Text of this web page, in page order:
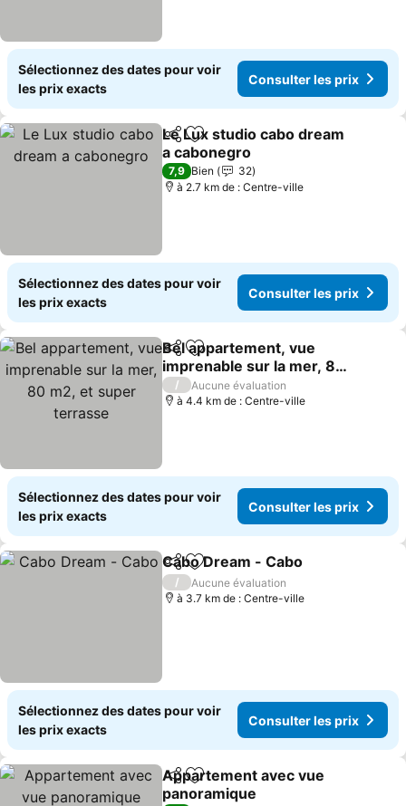
Sélectionnez des dates pour voir
les prix exacts
Consulter les prix
PartagerAjouter à mes favoris
Le Lux studio cabo dream
a cabonegro
7,9 Bien
32
à 2.7 km de : Centre-ville
Sélectionnez des dates pour voir
les prix exacts
Consulter les prix
PartagerAjouter à mes favoris
Bel appartement, vue
imprenable sur la mer, 80
m2, et super terrasse
/
Aucune évaluation
à 4.4 km de : Centre-ville
Sélectionnez des dates pour voir
les prix exacts
Consulter les prix
PartagerAjouter à mes favoris
Cabo Dream - Cabo
/
Aucune évaluation
à 3.7 km de : Centre-ville
Sélectionnez des dates pour voir
les prix exacts
Consulter les prix
PartagerAjouter à mes favoris
Appartement avec vue
panoramique